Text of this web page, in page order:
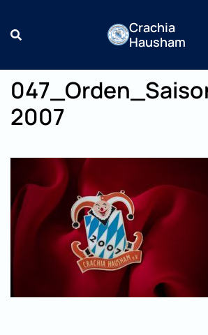
Inhalt
springen
Crachia
Hausham
2007